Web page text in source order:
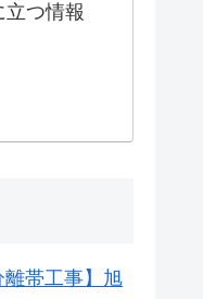
つ情報
離帯工事】旭